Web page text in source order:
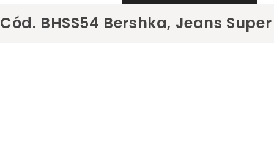
Cód. BHSS54 Bershka, Jeans